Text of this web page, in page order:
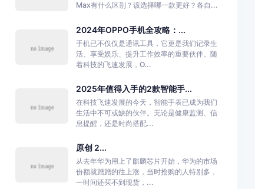
Max有什么区别？该选择哪一款更好？各自...
2024年OPPO手机全攻略：...
手机已不仅仅是通讯工具，它更是我们记录生
活、享受娱乐、提升工作效率的重要伙伴。随
着科技的飞速发展，O...
2025年值得入手的2款智能手...
在科技飞速发展的今天，智能手表已成为我们
生活中不可或缺的伙伴。无论是健康监测、信
息提醒，还是时尚搭配...
原创 2...
从去年华为用上了麒麟芯片开始，华为的市场
份额就蹭蹭的往上涨，当时抢购的人特别多，
一时间还买不到现货，...